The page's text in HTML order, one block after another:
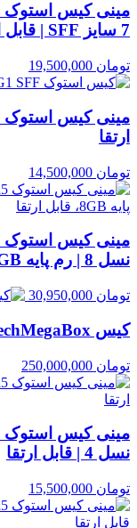
7 سایز SFF | قابل ارتقا با انتخاب رم و حافظه
تومان
ارتقا
تومان
نسل 8 | رم پایه 8GB، قابل ارتقا
تومان
کیس Case MasterTechMegaBox
تومان
نسل 4 | قابل ارتقا
تومان